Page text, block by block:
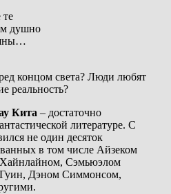
те
душно
концом света? Люди любят
реальность?
Кита – достаточно
литературе. С
не один десяток
в том числе Айзеком
Сэмьюэлом
Дэном Симмонсом,